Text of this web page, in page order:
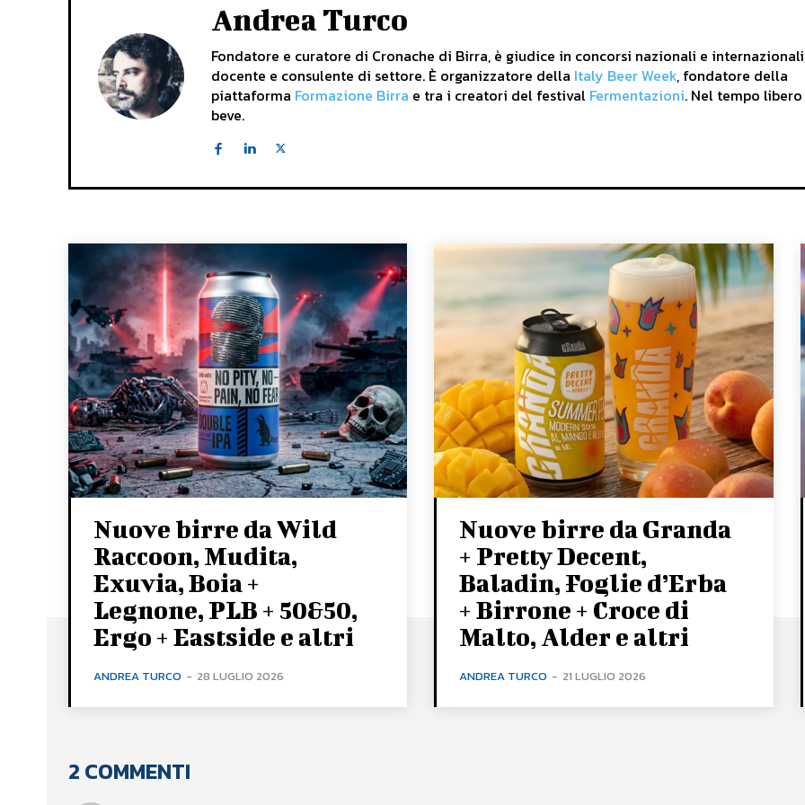
Andrea Turco
Fondatore e curatore di Cronache di Birra, è giudice in concorsi nazionali e
docente e consulente di settore. È organizzatore della Italy Beer Week, fondatore della
piattaforma Formazione Birra e tra i creatori del festival Fermentazioni. Nel tempo libero
beve.
Nuove birre da Wild
Raccoon, Mudita,
Exuvia, Boia +
Legnone, PLB + 50&50,
Ergo + Eastside e altri
ANDREA TURCO - 28 LUGLIO 2026
Nuove birre da Granda
+ Pretty Decent,
Baladin, Foglie d’Erba
+ Birrone + Croce di
Malto, Alder e altri
ANDREA TURCO - 21 LUGLIO 2026
2 COMMENTI